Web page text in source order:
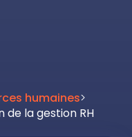
humaines>
la gestion RH